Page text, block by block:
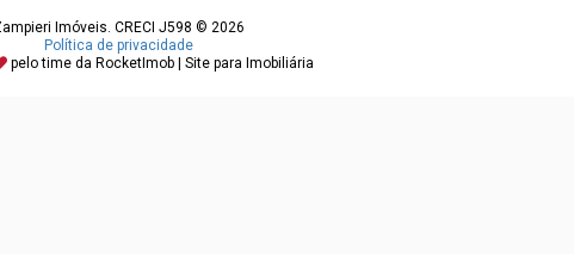
Imóveis. CRECI J598 © 2026
Política de privacidade
pelo time da RocketImob | Site para Imobiliária